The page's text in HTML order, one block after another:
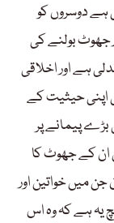
دوسروں کو
جھوٹ بولنے کی
ہے اور اخلاقی
اپنی حیثیت کے
پیمانے پر
ان کے جھوٹ کا
میں خواتین اور
یہ ہے کہ وہ اس